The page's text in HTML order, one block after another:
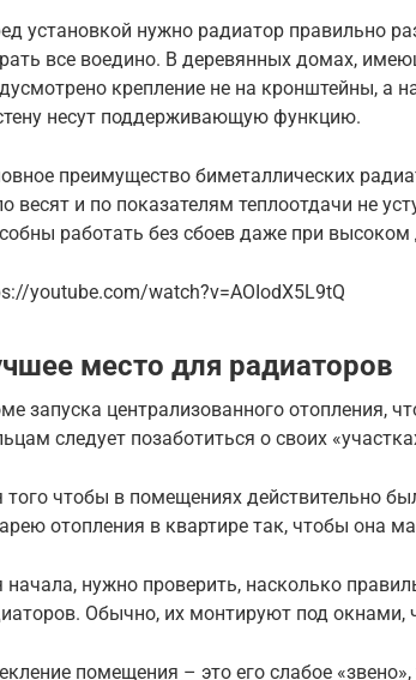
установкой нужно радиатор правильно
все воедино. В деревянных домах,
крепление не на кронштейны, а
несут поддерживающую функцию.
преимущество биметаллических
весят и по показателям теплоотдачи не
работать без сбоев даже при высоком
youtube.com/watch?v=AOIodX5L9tQ
место для радиаторов
запуска централизованного отопления,
следует позаботиться о своих
того чтобы в помещениях действительно
отопления в квартире так, чтобы она
начала, нужно проверить, насколько
Обычно, их монтируют под окнами,
помещения – это его слабое